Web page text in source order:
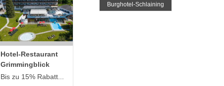
Hotel-Restaurant
Grimmingblick
Bis zu 15% Rabatt...
Burghotel-Schlaining